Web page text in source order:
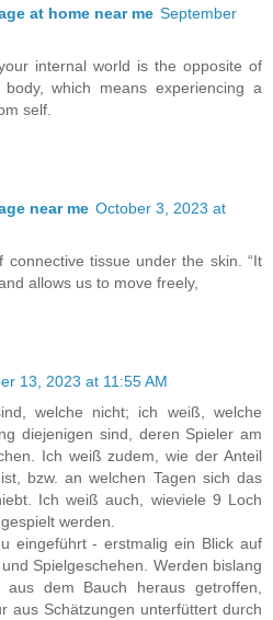
at home near me September
internal world is the opposite of
which means experiencing a
self.
near me October 3, 2023 at
tissue under the skin. “It
allows us to move freely,
13, 2023 at 11:55 AM
welche nicht; ich weiß, welche
diejenigen sind, deren Spieler am
Ich weiß zudem, wie der Anteil
bzw. an welchen Tagen sich das
Ich weiß auch, wieviele 9 Loch
werden.
eingeführt - erstmalig ein Blick auf
Spielgeschehen. Werden bislang
aus dem Bauch heraus getroffen,
aus Schätzungen unterfüttert durch